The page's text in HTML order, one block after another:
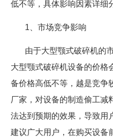
低不等，具体影响因素详细
1 、市场竞争影响
由于大型颚式破碎机的
大型颚式破碎机设备的价格
备价格高低不等，越是竞争
厂家，对设备的制造偷工减
法达到预期的效果，导致用
建议广大用户，在购买设备